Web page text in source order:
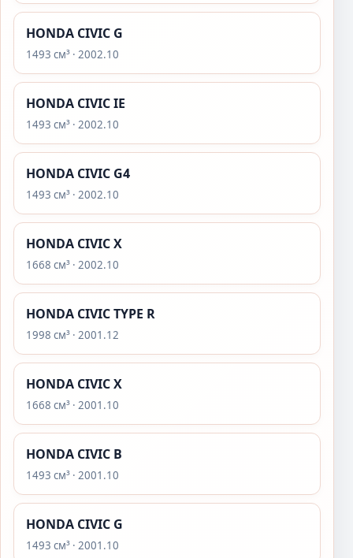
HONDA CIVIC G
1493 см³ · 2002.10
HONDA CIVIC IE
1493 см³ · 2002.10
HONDA CIVIC G4
1493 см³ · 2002.10
HONDA CIVIC X
1668 см³ · 2002.10
HONDA CIVIC TYPE R
1998 см³ · 2001.12
HONDA CIVIC X
1668 см³ · 2001.10
HONDA CIVIC B
1493 см³ · 2001.10
HONDA CIVIC G
1493 см³ · 2001.10